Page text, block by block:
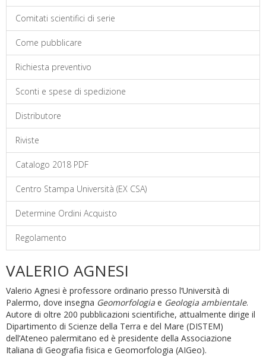
Comitati scientifici di serie
Come pubblicare
Richiesta preventivo
Sconti e spese di spedizione
Distributore
Riviste
Catalogo 2018 PDF
Centro Stampa Università (EX CSA)
Determine Ordini Acquisto
Regolamento
VALERIO AGNESI
Valerio Agnesi è professore ordinario presso l’Università di
Palermo, dove insegna Geomorfologia e Geologia ambientale.
Autore di oltre 200 pubblicazioni scientifiche, attualmente dirige il
Dipartimento di Scienze della Terra e del Mare (DISTEM)
dell’Ateneo palermitano ed è presidente della Associazione
Italiana di Geografia fisica e Geomorfologia (AIGeo).